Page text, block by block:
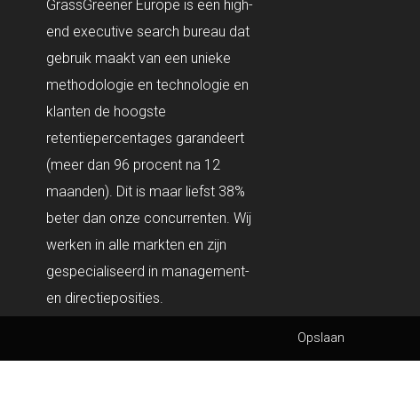
GrassGreener Europe is een high-
end executive search bureau dat
gebruik maakt van een unieke
methodologie en technologie en
klanten de hoogste
retentiepercentages garandeert
(meer dan 96 procent na 12
maanden). Dit is maar liefst 38%
beter dan onze concurrenten. Wij
werken in alle markten en zijn
gespecialiseerd in management-
en directieposities.